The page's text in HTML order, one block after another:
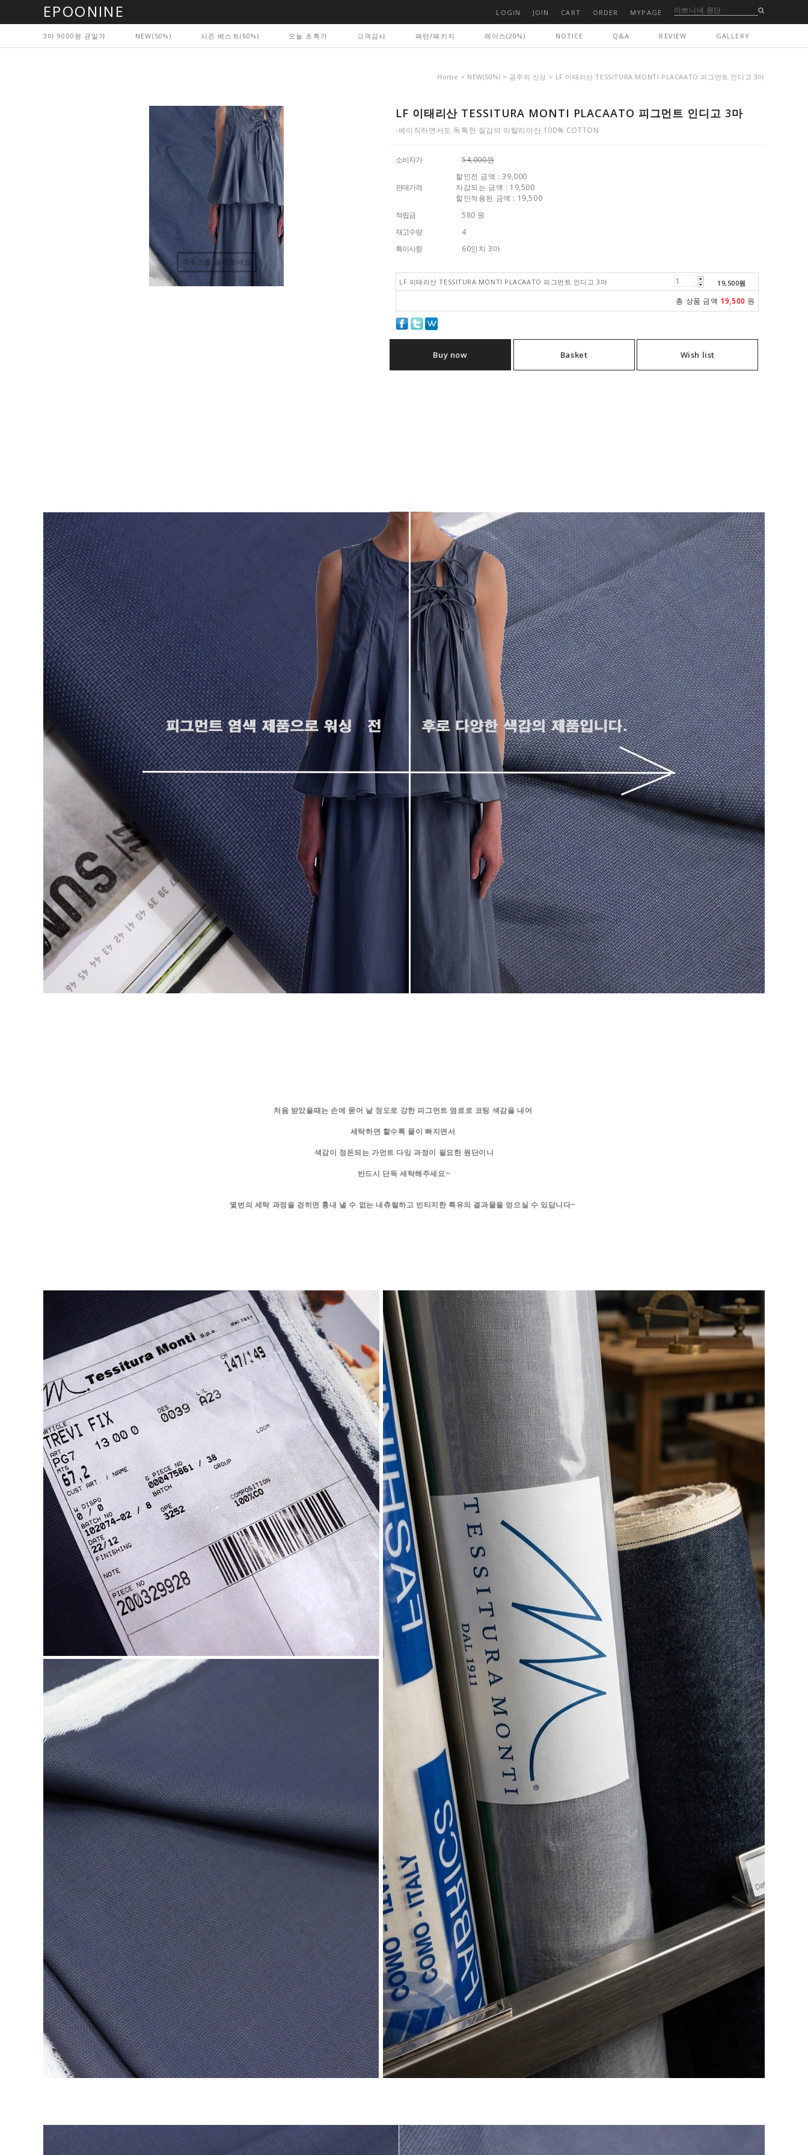
EPOONINE LOGIN JOIN CART ORDER MYPAGE
3마 9000원 균일가 NEW(50%) 시즌 베스트(60%) 오늘 초특가 고객감사 패턴/패키지 레이스(20%) NOTICE Q&A REVIEW GALLERY
Home > NEW(50%) > 금주의 신상 > LF 이태리산 TESSITURA MONTI PLACAATO 피그먼트 인디고 3마
마우스를 올려보세요
LF 이태리산 TESSITURA MONTI PLACAATO 피그먼트 인디고 3마
-베이직하면서도 독특한 질감의 이탈리아산 100% COTTON
소비자가 54,000원
판매가격
할인전 금액 : 39,000
차감되는 금액 : 19,500
할인적용된 금액 : 19,500
적립금
580 원
재고수량
4
특이사항
60인치 3마
LF 이태리산 TESSITURA MONTI PLACAATO 피그먼트 인디고 3마 19,500원
총 상품 금액 19,500 원
Buy now Basket Wish list
처음 받았을때는 손에 묻어 날 정도로 강한 피그먼트 염료로 코팅 색감을 내어
세탁하면 할수록 물이 빠지면서
색감이 정돈되는 가먼트 다잉 과정이 필요한 원단이니
반드시 단독 세탁해주세요~
몇번의 세탁 과정을 걷히면 흉내 낼 수 없는 내츄럴하고 빈티지한 특유의 결과물을 얻으실 수 있답니다~